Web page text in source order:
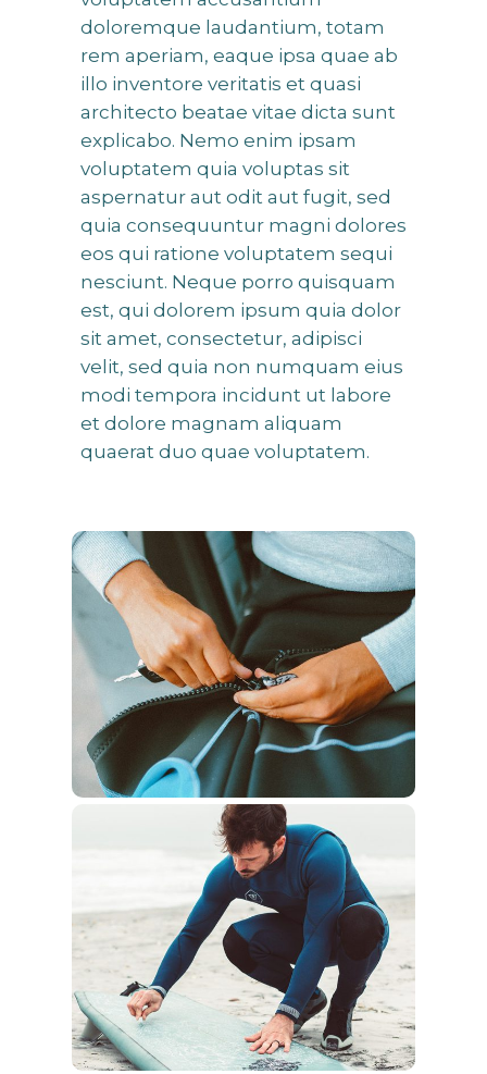
doloremque laudantium, totam
rem aperiam, eaque ipsa quae ab
illo inventore veritatis et quasi
architecto beatae vitae dicta sunt
explicabo. Nemo enim ipsam
voluptatem quia voluptas sit
aspernatur aut odit aut fugit, sed
quia consequuntur magni dolores
eos qui ratione voluptatem sequi
nesciunt. Neque porro quisquam
est, qui dolorem ipsum quia dolor
sit amet, consectetur, adipisci
velit, sed quia non numquam eius
modi tempora incidunt ut labore
et dolore magnam aliquam
quaerat duo quae voluptatem.